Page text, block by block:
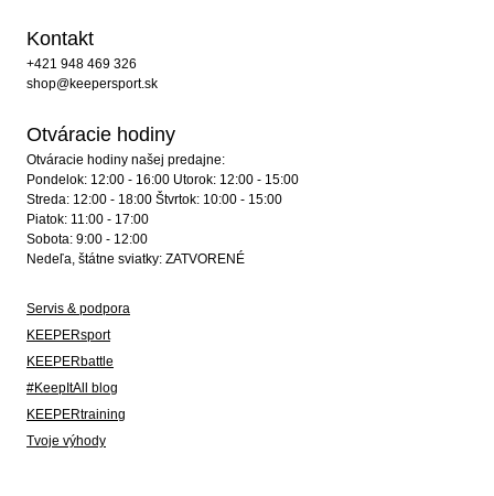
Kontakt
+421 948 469 326
shop@keepersport.sk
Otváracie hodiny
Otváracie hodiny našej predajne:
Pondelok: 12:00 - 16:00 Utorok: 12:00 - 15:00
Streda: 12:00 - 18:00 Štvrtok: 10:00 - 15:00
Piatok: 11:00 - 17:00
Sobota: 9:00 - 12:00
Nedeľa, štátne sviatky: ZATVORENÉ
Servis & podpora
KEEPERsport
KEEPERbattle
#KeepItAll blog
KEEPERtraining
Tvoje výhody